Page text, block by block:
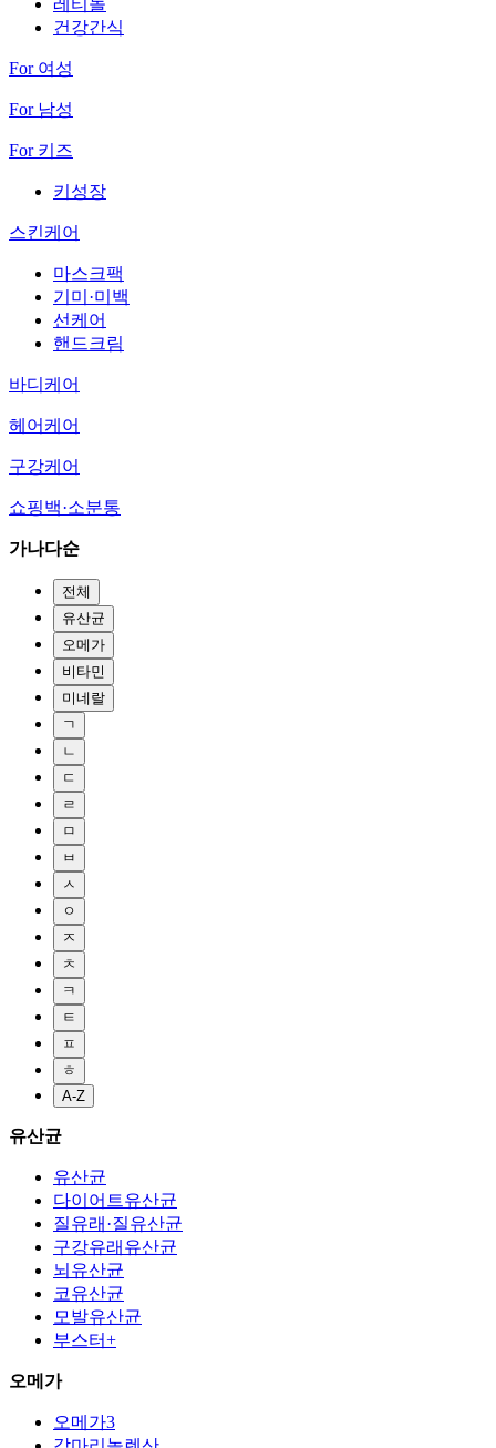
건강간식
For 여성
For 남성
For 키즈
키성장
스킨케어
마스크팩
기미·미백
선케어
핸드크림
바디케어
헤어케어
구강케어
쇼핑백·소분통
가나다순
전체
유산균
오메가
비타민
미네랄
ㄱ
ㄴ
ㄷ
ㄹ
ㅁ
ㅂ
ㅅ
ㅇ
ㅈ
ㅊ
ㅋ
ㅌ
ㅍ
ㅎ
A-Z
유산균
유산균
다이어트유산균
질유래·질유산균
구강유래유산균
뇌유산균
코유산균
모발유산균
부스터+
오메가
오메가3